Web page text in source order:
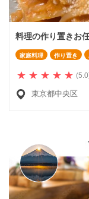
料理の作り置きお
家庭料理 作り置き
東京都中央区